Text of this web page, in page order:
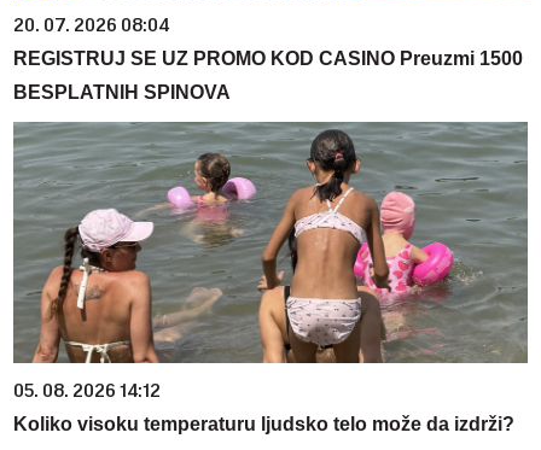
20. 07. 2026 08:04
REGISTRUJ SE UZ PROMO KOD CASINO Preuzmi 1500
BESPLATNIH SPINOVA
05. 08. 2026 14:12
Koliko visoku temperaturu ljudsko telo može da izdrži?